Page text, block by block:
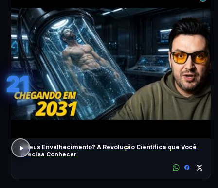
21
Adeus Envelhecimento? A Revolução Científica que Você
Precisa Conhecer